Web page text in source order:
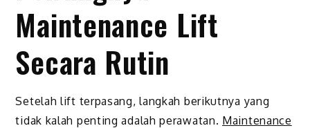
Maintenance Lift
Secara Rutin
Setelah lift terpasang, langkah berikutnya yang
tidak kalah penting adalah perawatan. Maintenance